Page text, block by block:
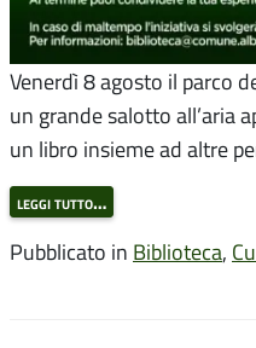
Venerdì 8 agosto il parco
un grande salotto all’aria
un libro insieme ad altre
leggi tutto…
Pubblicato in Biblioteca,